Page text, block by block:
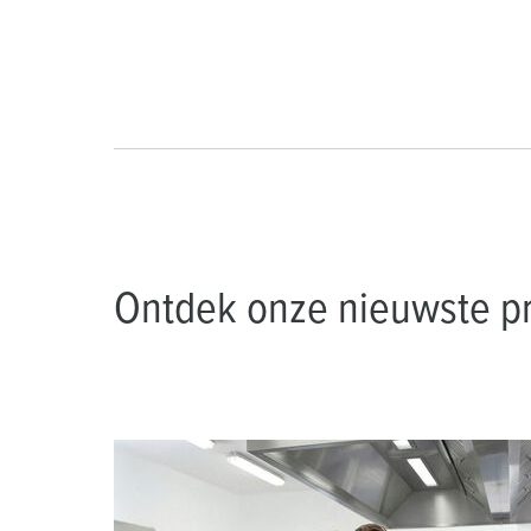
Ontdek onze nieuwste